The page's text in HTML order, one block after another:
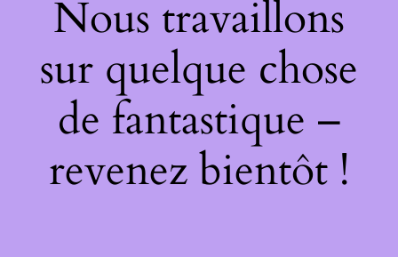
Nous travaillons
sur quelque chose
de fantastique –
revenez bientôt !